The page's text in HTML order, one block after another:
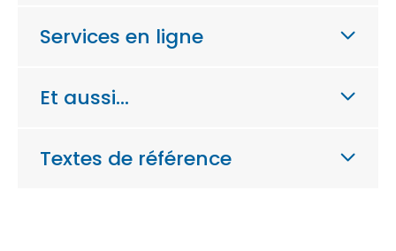
Services en ligne
Et aussi…
Textes de référence